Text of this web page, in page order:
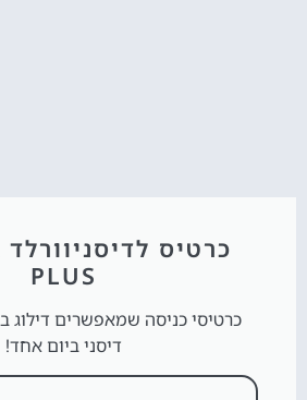
PLUS
דיסני ביום אחד!